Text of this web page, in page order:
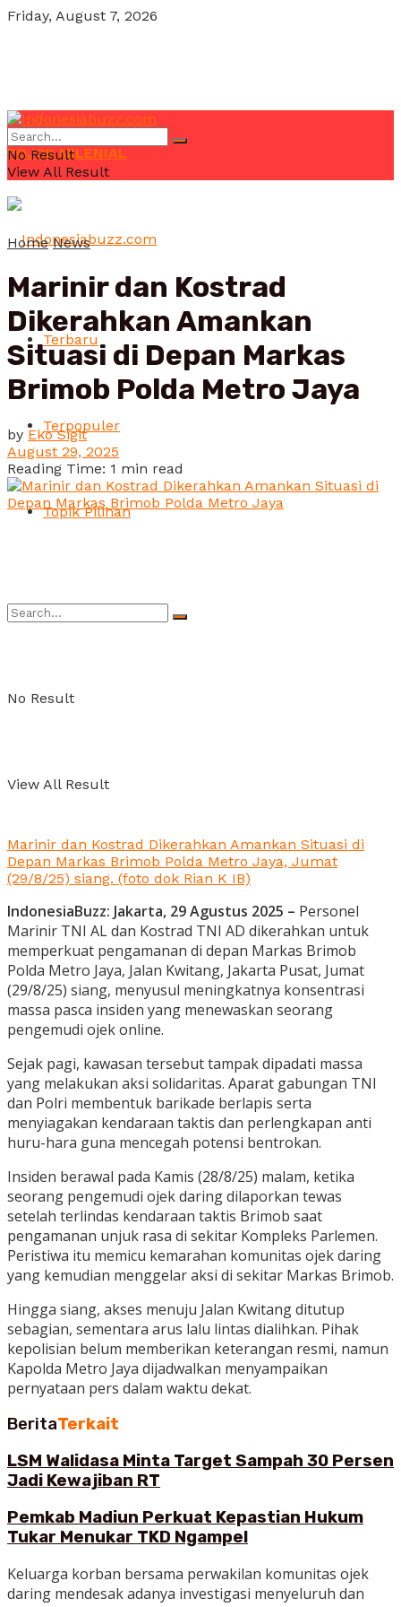
Friday, August 7, 2026
POJOK MILENIAL
Terbaru
Terpopuler
Topik Pilihan
No Result
View All Result
No Result
View All Result
Home News
Marinir dan Kostrad
Dikerahkan Amankan
Situasi di Depan Markas
Brimob Polda Metro Jaya
by Eko Sigit
August 29, 2025
Reading Time: 1 min read
Marinir dan Kostrad Dikerahkan Amankan Situasi di
Depan Markas Brimob Polda Metro Jaya, Jumat
(29/8/25) siang. (foto dok Rian K IB)
IndonesiaBuzz: Jakarta, 29 Agustus 2025 – Personel
Marinir TNI AL dan Kostrad TNI AD dikerahkan untuk
memperkuat pengamanan di depan Markas Brimob
Polda Metro Jaya, Jalan Kwitang, Jakarta Pusat, Jumat
(29/8/25) siang, menyusul meningkatnya konsentrasi
massa pasca insiden yang menewaskan seorang
pengemudi ojek online.
Sejak pagi, kawasan tersebut tampak dipadati massa
yang melakukan aksi solidaritas. Aparat gabungan TNI
dan Polri membentuk barikade berlapis serta
menyiagakan kendaraan taktis dan perlengkapan anti
huru-hara guna mencegah potensi bentrokan.
Insiden berawal pada Kamis (28/8/25) malam, ketika
seorang pengemudi ojek daring dilaporkan tewas
setelah terlindas kendaraan taktis Brimob saat
pengamanan unjuk rasa di sekitar Kompleks Parlemen.
Peristiwa itu memicu kemarahan komunitas ojek daring
yang kemudian menggelar aksi di sekitar Markas Brimob.
Hingga siang, akses menuju Jalan Kwitang ditutup
sebagian, sementara arus lalu lintas dialihkan. Pihak
kepolisian belum memberikan keterangan resmi, namun
Kapolda Metro Jaya dijadwalkan menyampaikan
pernyataan pers dalam waktu dekat.
BeritaTerkait
LSM Walidasa Minta Target Sampah 30 Persen
Jadi Kewajiban RT
Pemkab Madiun Perkuat Kepastian Hukum
Tukar Menukar TKD Ngampel
Keluarga korban bersama perwakilan komunitas ojek
daring mendesak adanya investigasi menyeluruh dan